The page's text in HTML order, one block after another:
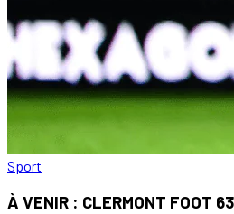
Sport
À VENIR : CLERMONT FOOT